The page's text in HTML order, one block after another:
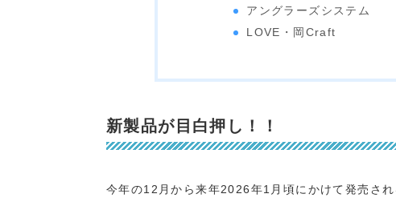
アングラーズシステム
LOVE・岡Craft
新製品が目白押し！！
今年の12月から来年2026年1月頃にかけて発売され